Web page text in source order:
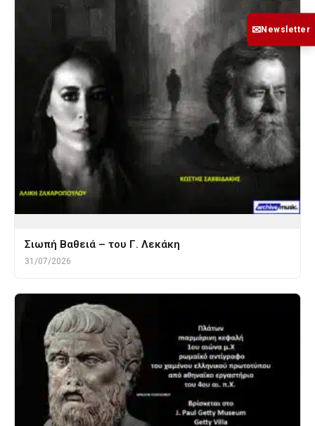
Σιωπή Βαθειά – του Γ. Λεκάκη
31/07/2026
✉Newsletter